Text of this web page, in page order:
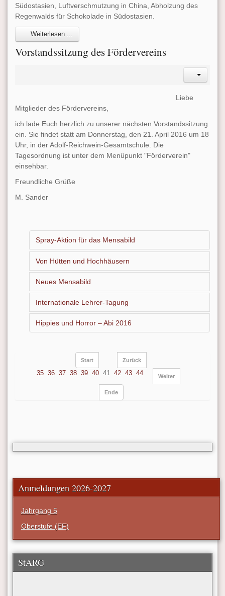
Südostasien, Luftverschmutzung in China, Abholzung des
Regenwalds für Schokolade in Südostasien.
Weiterlesen ...
Vorstandssitzung des Fördervereins
Liebe
Mitglieder des Fördervereins,
ich lade Euch herzlich zu unserer nächsten Vorstandssitzung
ein. Sie findet statt am Donnerstag, den 21. April 2016 um 18
Uhr, in der Adolf-Reichwein-Gesamtschule. Die
Tagesordnung ist unter dem Menüpunkt "Förderverein"
einsehbar.
Freundliche Grüße
M. Sander
Spray-Aktion für das Mensabild
Von Hütten und Hochhäusern
Neues Mensabild
Internationale Lehrer-Tagung
Hippies und Horror – Abi 2016
Start Zurück
35 36 37 38 39 40 41 42 43 44 Weiter
Ende
Anmeldungen 2026-2027
Jahrgang 5
Oberstufe (EF)
StARG